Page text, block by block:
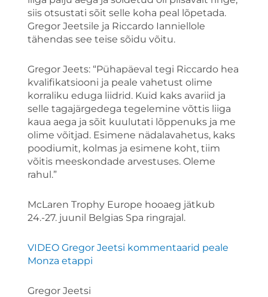
siis otsustati sõit selle koha peal lõpetada.
Gregor Jeetsile ja Riccardo Ianniellole
tähendas see teise sõidu võitu.
Gregor Jeets: “Pühapäeval tegi Riccardo hea
kvalifikatsiooni ja peale vahetust olime
korraliku eduga liidrid. Kuid kaks avariid ja
selle tagajärgedega tegelemine võttis liiga
kaua aega ja sõit kuulutati lõppenuks ja me
olime võitjad. Esimene nädalavahetus, kaks
poodiumit, kolmas ja esimene koht, tiim
võitis meeskondade arvestuses. Oleme
rahul.”
McLaren Trophy Europe hooaeg jätkub
24.-27. juunil Belgias Spa ringrajal.
VIDEO Gregor Jeetsi kommentaarid peale
Monza etappi
Gregor Jeetsi